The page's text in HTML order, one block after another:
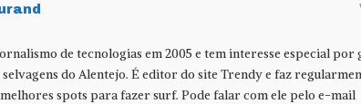
de tecnologias em 2005 e tem interesse especial por
do Alentejo. É editor do site Trendy e faz
melhores spots para fazer surf. Pode falar com ele pelo e-mail